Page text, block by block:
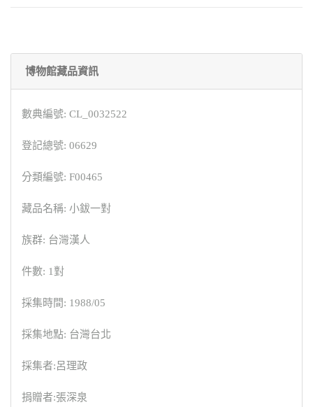
博物館藏品資訊
數典編號: CL_0032522
登記總號: 06629
分類編號: F00465
藏品名稱: 小鈸一對
族群: 台灣漢人
件數: 1對
採集時間: 1988/05
採集地點: 台灣台北
採集者:呂理政
捐贈者:張深泉